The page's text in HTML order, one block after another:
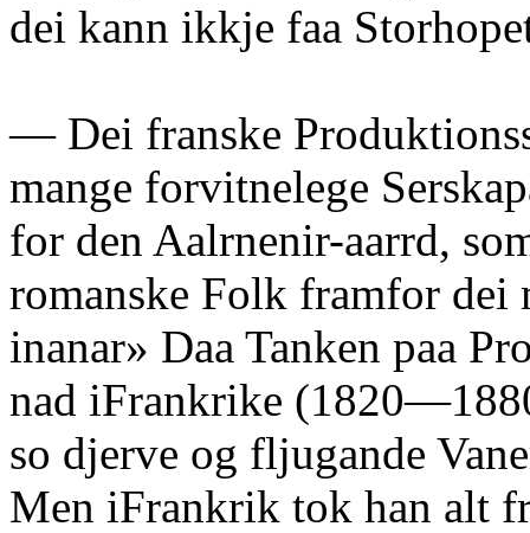
dei kann ikkje faa
— Dei franske
mange forvitnelege
for den Aalrnenir-aarrd,
romanske Folk framfor dei
inanar» Daa Tanken paa
nad iFrankrike
so djerve og fljugande
Men iFrankrik tok han alt